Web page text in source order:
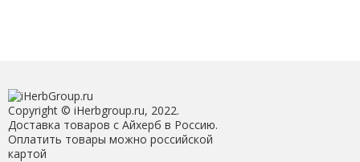
Copyright © iHerbgroup.ru, 2022.
Доставка товаров с Айхерб в Россию.
Оплатить товары можно российской
картой